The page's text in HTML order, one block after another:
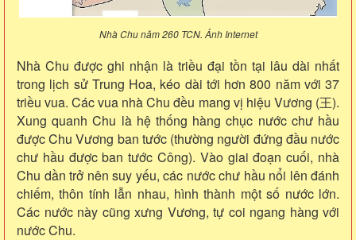
Nhà Chu năm 260 TCN. Ảnh Internet
Nhà Chu được ghi nhận là triều đại tồn tại lâu dài nhất
trong lịch sử Trung Hoa, kéo dài tới hơn 800 năm với 37
triều vua. Các vua nhà Chu đều mang vị hiệu Vương (王).
Xung quanh Chu là hệ thống hàng chục nước chư hầu
được Chu Vương ban tước (thường người đứng đầu nước
chư hầu được ban tước Công). Vào giai đoạn cuối, nhà
Chu dần trở nên suy yếu, các nước chư hầu nổi lên đánh
chiếm, thôn tính lẫn nhau, hình thành một số nước lớn.
Các nước này cũng xưng Vương, tự coi ngang hàng với
nước Chu.